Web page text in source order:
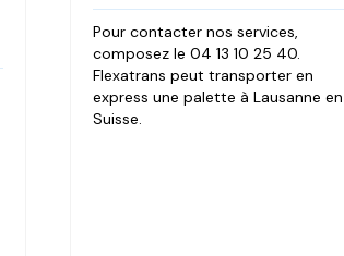
Pour contacter nos services,
composez le 04 13 10 25 40.
Flexatrans peut transporter en
express une palette à Lausanne en
Suisse.